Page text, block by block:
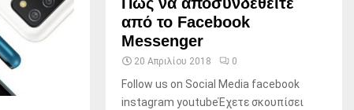
από το Facebook
Messenger
20 Απριλίου 2018 0
Follow us on Social Media facebook
instagram youtubeΈχετε σκουπίσει